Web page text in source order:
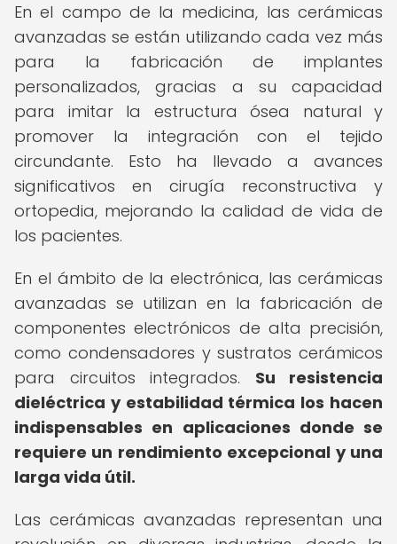
En el campo de la medicina, las cerámicas
avanzadas se están utilizando cada vez más
para la fabricación de implantes
personalizados, gracias a su capacidad
para imitar la estructura ósea natural y
promover la integración con el tejido
circundante. Esto ha llevado a avances
significativos en cirugía reconstructiva y
ortopedia, mejorando la calidad de vida de
los pacientes.
En el ámbito de la electrónica, las cerámicas
avanzadas se utilizan en la fabricación de
componentes electrónicos de alta precisión,
como condensadores y sustratos cerámicos
para circuitos integrados. Su resistencia
dieléctrica y estabilidad térmica los hacen
indispensables en aplicaciones donde se
requiere un rendimiento excepcional y una
larga vida útil.
Las cerámicas avanzadas representan una